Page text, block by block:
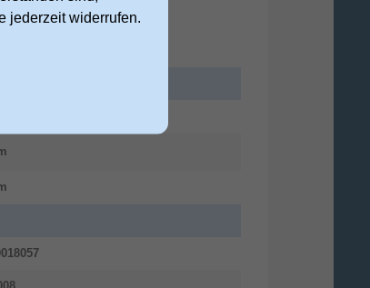
jederzeit widerrufen.